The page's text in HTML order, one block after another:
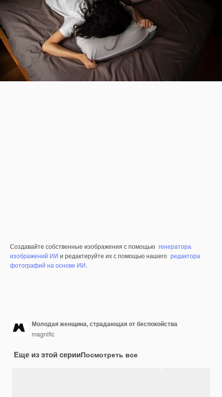
Создавайте собственные изображения с помощью генератора
изображений ИИ и редактируйте их с помощью нашего редактора
фотографий на основе ИИ.
Молодая женщина, страдающая от беспокойства
magnific
Еще из этой серииПосмотреть все